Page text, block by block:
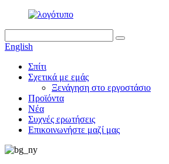
English
Σπίτι
Σχετικά με εμάς
Ξενάγηση στο εργοστάσιο
Προϊόντα
Νέα
Συχνές ερωτήσεις
Επικοινωνήστε μαζί μας